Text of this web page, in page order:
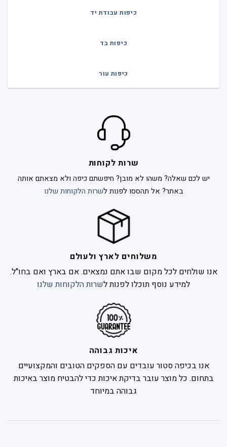
כיפות עבודת יד
כיפות בד
כיפות עור
שרות לקוחות
יש לכם שאלה? משהו לא מובן? חיפשתם כיפה ולא מצאתם אותה
באתר? אל תהססו לפנות לשרות הלקוחות שלנו
משלוחים לארץ ולעולם
אנו שולחים לכל מקום שבו אתם נמצאים. אם בארץ ואם בחו"ל.
למידע נוסף תוכלו לפנות לשרות הלקוחות שלנו
איכות גבוהה
אנו בכיפה סטור עובדים עם הספקים הטובים והמקצועיים
בתחום. כל מוצר עובר בדיקת איכות כדי להבטיח מוצר באיכות
גבוהה במיוחד